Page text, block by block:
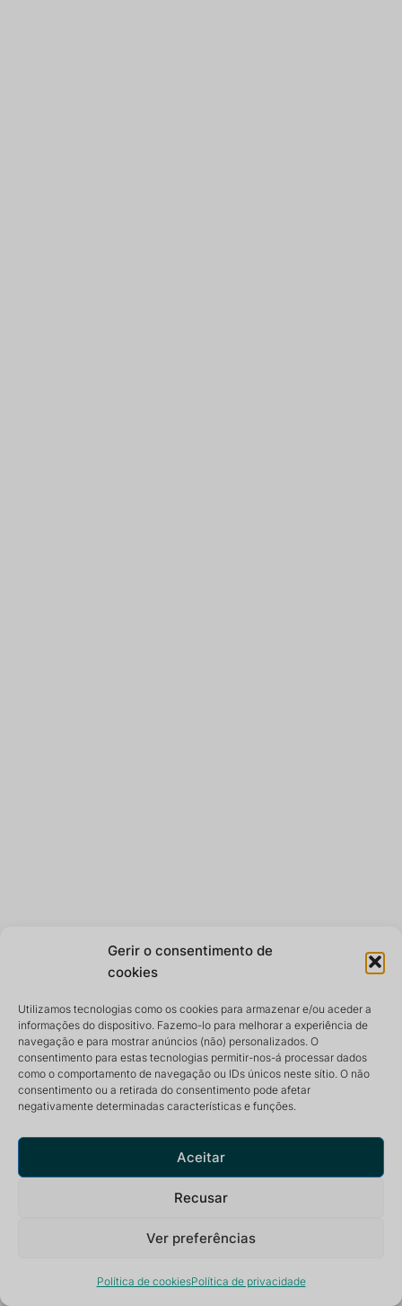
Gerir o consentimento de
cookies
Utilizamos tecnologias como os cookies para armazenar e/ou aceder a
informações do dispositivo. Fazemo-lo para melhorar a experiência de
navegação e para mostrar anúncios (não) personalizados. O
consentimento para estas tecnologias permitir-nos-á processar dados
como o comportamento de navegação ou IDs únicos neste sítio. O não
consentimento ou a retirada do consentimento pode afetar
negativamente determinadas características e funções.
Aceitar
Recusar
Ver preferências
Política de cookiesPolítica de privacidade
RESERVAR O RETIRO